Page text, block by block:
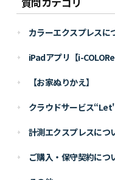
カラーエクスプレスに
iPadアプリ【i-
【お家ぬりかえ】
クラウドサービス
計測エクスプレスにつ
ご購入・保守契約につ